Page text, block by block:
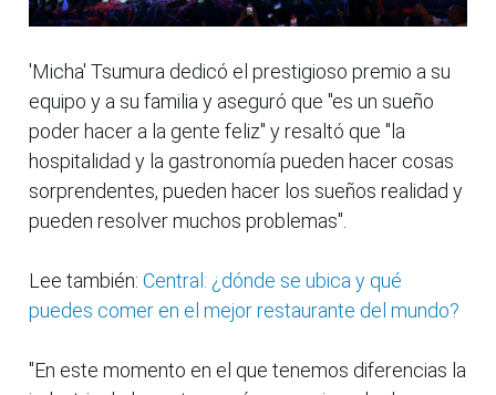
'Micha' Tsumura dedicó el prestigioso premio a su
equipo y a su familia y aseguró que "es un sueño
poder hacer a la gente feliz" y resaltó que "la
hospitalidad y la gastronomía pueden hacer cosas
sorprendentes, pueden hacer los sueños realidad y
pueden resolver muchos problemas".
Lee también: Central: ¿dónde se ubica y qué
puedes comer en el mejor restaurante del mundo?
"En este momento en el que tenemos diferencias la